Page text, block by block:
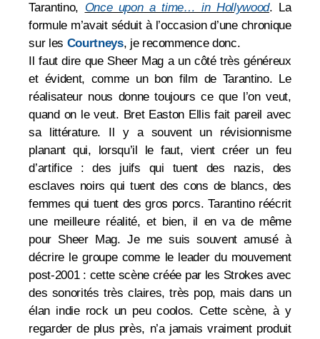
Tarantino, Once upon a time… in Hollywood. La
formule m’avait séduit à l’occasion d’une chronique
sur les Courtneys, je recommence donc.
Il faut dire que Sheer Mag a un côté très généreux
et évident, comme un bon film de Tarantino. Le
réalisateur nous donne toujours ce que l’on veut,
quand on le veut. Bret Easton Ellis fait pareil avec
sa littérature. Il y a souvent un révisionnisme
planant qui, lorsqu’il le faut, vient créer un feu
d’artifice : des juifs qui tuent des nazis, des
esclaves noirs qui tuent des cons de blancs, des
femmes qui tuent des gros porcs. Tarantino réécrit
une meilleure réalité, et bien, il en va de même
pour Sheer Mag. Je me suis souvent amusé à
décrire le groupe comme le leader du mouvement
post-2001 : cette scène créée par les Strokes avec
des sonorités très claires, très pop, mais dans un
élan indie rock un peu coolos. Cette scène, à y
regarder de plus près, n’a jamais vraiment produit